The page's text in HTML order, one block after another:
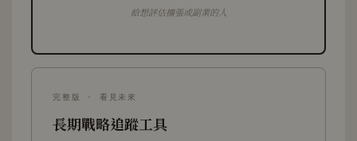
給想評估擴張或副業的人
完整版 · 看見未來
長期戰略追蹤工具